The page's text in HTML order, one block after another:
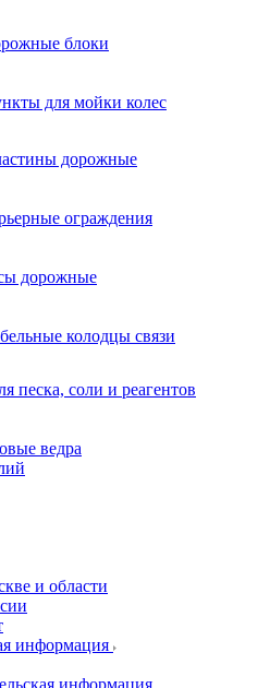
блоки
для мойки колес
дорожные
ограждения
дорожные
колодцы связи
песка, соли и реагентов
ведра
и области
информация
информация